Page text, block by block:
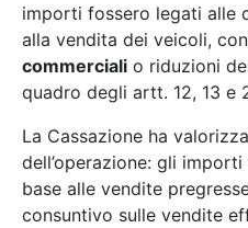
importi fossero legati alle
alla vendita dei veicoli,
commerciali o riduzioni
quadro degli artt. 12, 13 e
La Cassazione ha
dell’operazione: gli
base alle vendite
consuntivo sulle vendite